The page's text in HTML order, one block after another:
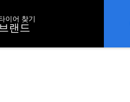
이어 찾기
브랜드